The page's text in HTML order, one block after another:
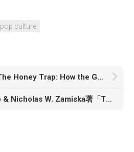
pop culture
Dana L. Church著「The Honey Trap: How the Good Intentions of Urban Beekeepers Risk Ecological Disaster」
Alexander C. Karp & Nicholas W. Zamiska著「The Technological Republic: Hard Power, Soft Belief, and the Future of the West」